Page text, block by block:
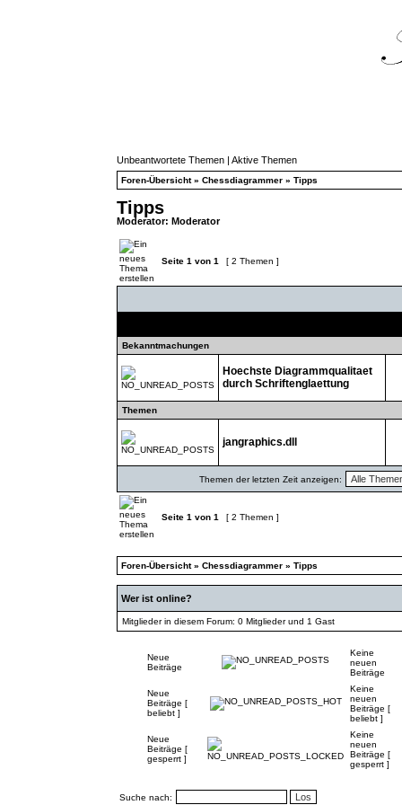
Unbeantwortete Themen | Aktive Themen
Foren-Übersicht» Chessdiagrammer » Tipps
Tipps
Moderator: Moderator
Seite 1 von 1 [ 2 Themen ]
Bekanntmachungen
Hoechste Diagrammqualitaet
durch Schriftenglaettung
Themen
jangraphics.dll
Themen der letzten Zeit anzeigen:
Seite 1 von 1 [ 2 Themen ]
Foren-Übersicht» Chessdiagrammer » Tipps
Wer ist online?
Mitglieder in diesem Forum: 0 Mitglieder und 1 Gast
Neue
Beiträge
Keine
neuen
Beiträge
Neue
Beiträge [
beliebt ]
Keine
neuen
Beiträge [
beliebt ]
Neue
Beiträge [
gesperrt ]
Keine
neuen
Beiträge [
gesperrt ]
Suche nach: